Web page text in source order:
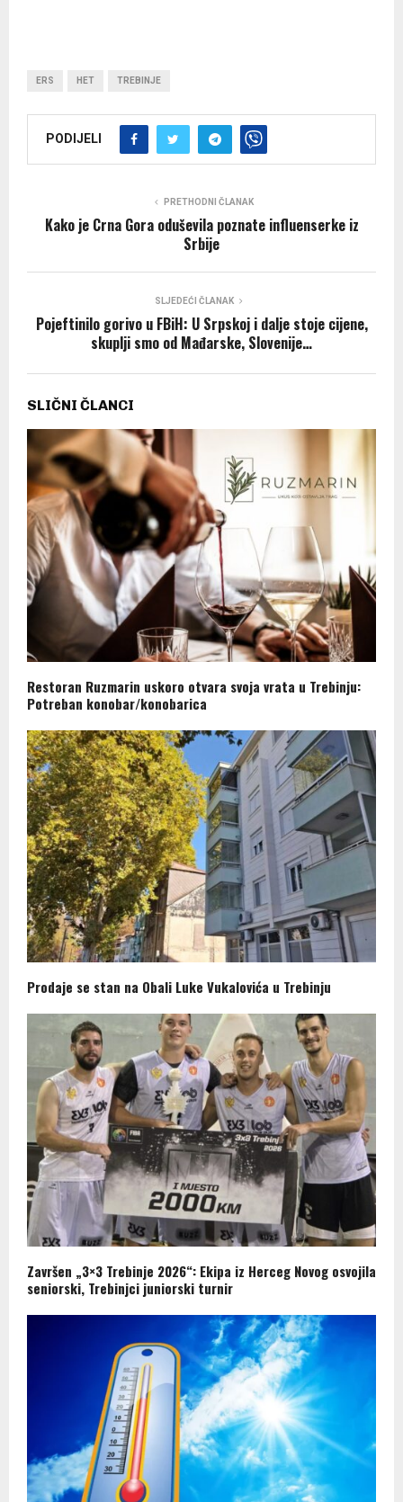
ERS HET TREBINJE
PODIJELI
PRETHODNI ČLANAK
Kako je Crna Gora oduševila poznate influenserke iz
Srbije
SLJEDEĆI ČLANAK
Pojeftinilo gorivo u FBiH: U Srpskoj i dalje stoje cijene,
skuplji smo od Mađarske, Slovenije…
SLIČNI ČLANCI
Restoran Ruzmarin uskoro otvara svoja vrata u Trebinju:
Potreban konobar/konobarica
Prodaje se stan na Obali Luke Vukalovića u Trebinju
Završen „3×3 Trebinje 2026“: Ekipa iz Herceg Novog osvojila
seniorski, Trebinjci juniorski turnir